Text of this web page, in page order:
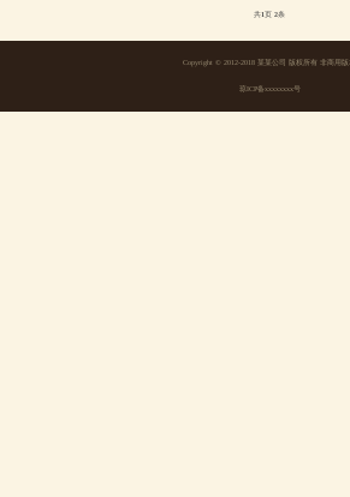
共1页 2条
Copyright © 2012-2018 某某公司 版权所有 非商用版
琼ICP备xxxxxxxx号